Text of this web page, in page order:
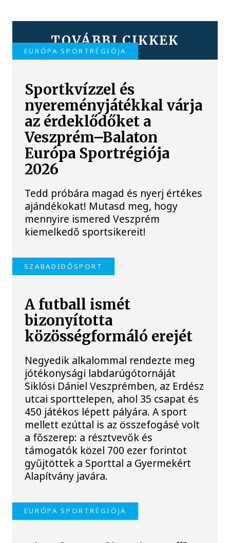
TOVÁBBI CIKKEK
EURÓPA SPORTRÉGIÓJA
Sportkvízzel és
nyereményjátékkal várja
az érdeklődőket a
Veszprém–Balaton
Európa Sportrégiója
2026
Tedd próbára magad és nyerj értékes
ajándékokat! Mutasd meg, hogy
mennyire ismered Veszprém
kiemelkedő sportsikereit!
SZABADIDŐSPORT
A futball ismét
bizonyította
közösségformáló erejét
Negyedik alkalommal rendezte meg
jótékonysági labdarúgótornáját
Siklósi Dániel Veszprémben, az Erdész
utcai sporttelepen, ahol 35 csapat és
450 játékos lépett pályára. A sport
mellett ezúttal is az összefogásé volt
a főszerep: a résztvevők és
támogatók közel 700 ezer forintot
gyűjtöttek a Sporttal a Gyermekért
Alapítvány javára.
EURÓPA SPORTRÉGIÓJA